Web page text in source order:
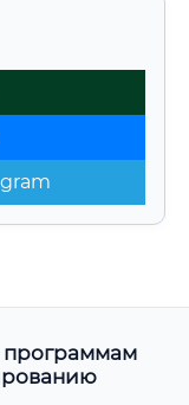
программам